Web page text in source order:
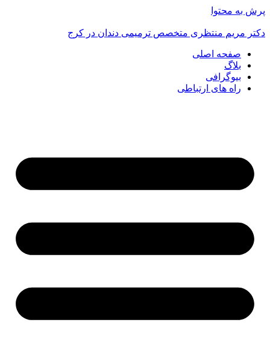
پرش به محتوا
دکتر مریم منتظری متخصص ترمیمی دندان در کرج
صفحه اصلی
بلاگ
بیوگرافی
راه های ارتباطی